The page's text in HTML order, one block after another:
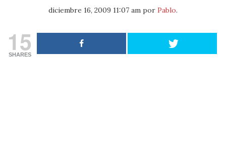
diciembre 16, 2009 11:07 am por Pablo.
15
SHARES